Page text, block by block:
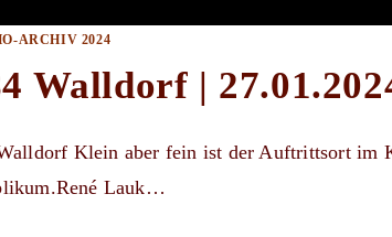
ARCHIV 2024
Walldorf |
Klein aber fein ist der Auftrittsort im
Lauk…